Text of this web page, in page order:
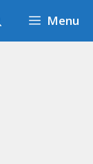
Menu